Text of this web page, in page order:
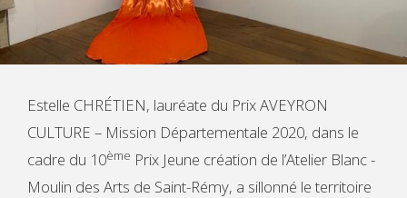
Estelle CHRÉTIEN, lauréate du Prix AVEYRON
CULTURE – Mission Départementale 2020, dans le
cadre du 10ème Prix Jeune création de l’Atelier Blanc -
Moulin des Arts de Saint-Rémy, a sillonné le territoire